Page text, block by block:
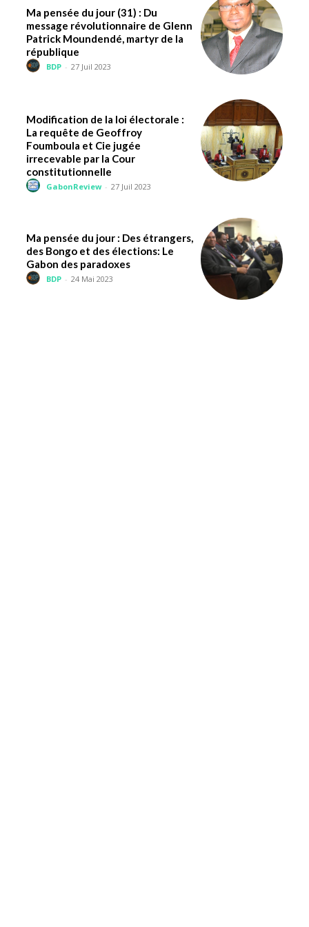
Ma pensée du jour (31) : Du
message révolutionnaire de Glenn
Patrick Moundendé, martyr de la
république
BDP - 27 Juil 2023
Modification de la loi électorale :
La requête de Geoffroy
Foumboula et Cie jugée
irrecevable par la Cour
constitutionnelle
GabonReview - 27 Juil 2023
Ma pensée du jour : Des étrangers,
des Bongo et des élections: Le
Gabon des paradoxes
BDP - 24 Mai 2023